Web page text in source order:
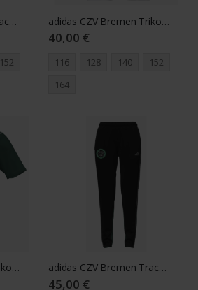
adidas CZV Bremen Track Jacket Youth green
152
adidas CZV Bremen Trikot Youth weiß
40,00 €
116 128 140
152
164
adidas CZV Bremen Trikot Youth grün adidas CZV Bremen Track Pant Damen schwarz
45,00 €